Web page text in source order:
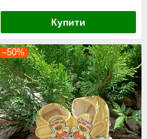
Купити
–50%